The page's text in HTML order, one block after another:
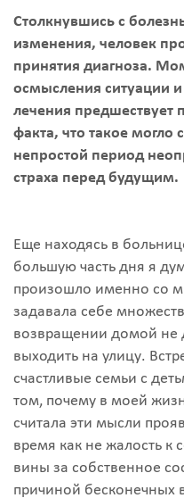
Столкнувшись с
изменения, человек
принятия диагноза.
осмысления ситуации
лечения предшествует
факта, что такое могло
непростой период
страха перед будущим.
Еще находясь в
большую часть дня я
произошло именно со
задавала себе
возвращении домой не
выходить на улицу.
счастливые семьи с
том, почему в моей
считала эти мысли
время как не жалость к
вины за собственное
причиной бесконечных